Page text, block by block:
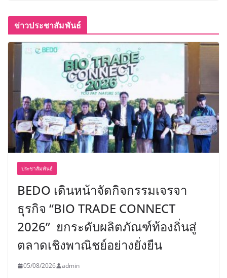
ข่าวประชาสัมพันธ์
ประชาสัมพันธ์
BEDO เดินหน้าจัดกิจกรรมเจรจา
ธุรกิจ “BIO TRADE CONNECT
2026” ยกระดับผลิตภัณฑ์ท้องถิ่นสู่
ตลาดเชิงพาณิชย์อย่างยั่งยืน
05/08/2026 admin